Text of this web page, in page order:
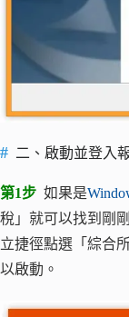
二、啟動並登入
第1步 如果是
稅」就可以找到剛
立捷徑點選「綜合
以啟動。